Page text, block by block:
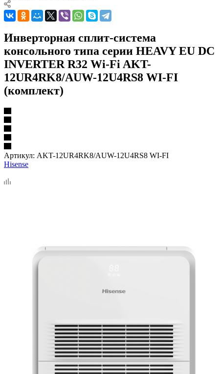
Инверторная сплит-система
консольного типа серии HEAVY EU DC
INVERTER R32 Wi-Fi AKT-
12UR4RK8/AUW-12U4RS8 WI-FI
(комплект)
Артикул: AKT-12UR4RK8/AUW-12U4RS8 WI-FI
Hisense